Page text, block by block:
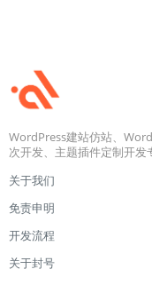
WordPress建站仿站、
次开发、主题插件定制开发
关于我们
免责申明
开发流程
关于封号